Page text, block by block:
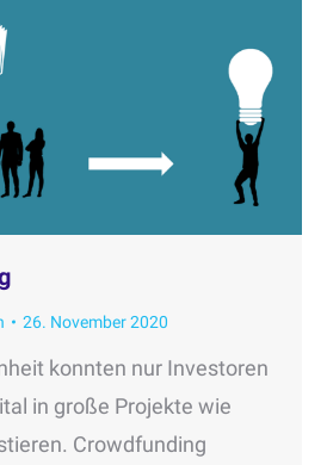
26. November 2020
konnten nur Investoren
in große Projekte wie
Crowdfunding